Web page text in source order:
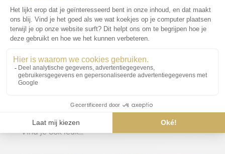
Y:thecrown@artone.be
Vind je ook leuk…